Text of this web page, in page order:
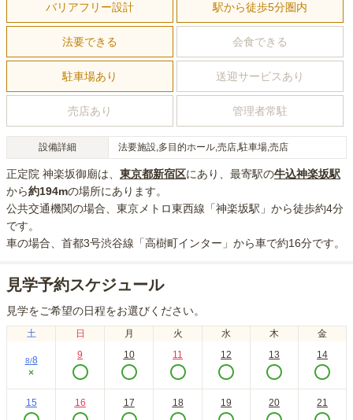
バリアフリー設計 駅から徒歩5分圏内
法要できる 会食できる
駐車場あり 送迎サービスあり
売店あり 管理者常駐
設備詳細 法要施設,多目的ホール,売店,駐車場,売店
正定院 神楽坂御廟は、 東京都新宿区にあり 、最寄駅の牛込神楽坂駅
から約194mの場所にあり ます。
公共交通機関の場合 、東京メトロ東西線「神楽坂駅」から徒歩約4分
です。
車の場合 、首都3号渋谷線「高樹町インター」から車で約16分です。
見学予約スケジュール
見学をご希望の日程をお選びください。
土 日 月 火 水 木 金
8/8
×
9 10 11 12 13 14
15 16 17 18 19 20 21